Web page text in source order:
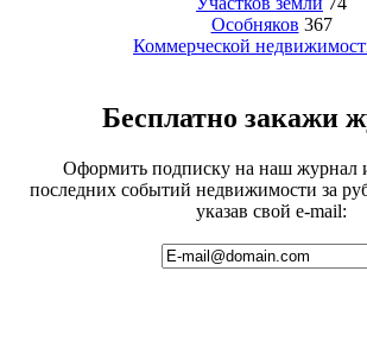
Особняков 367
Коммерческой
Бесплатно закажи
Оформить подписку на наш журнал
последних событий недвижимости за
указав свой e-mail: